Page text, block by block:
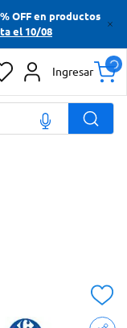
OFF en productos
el 10/08
Ingresar